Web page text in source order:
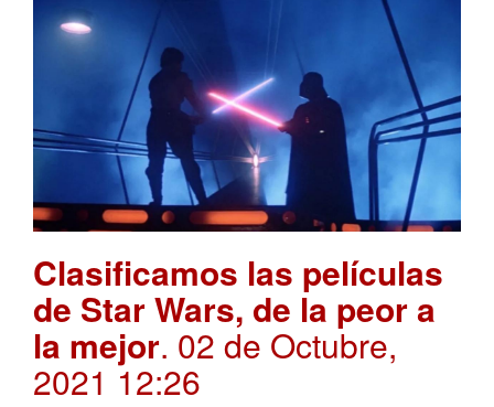
Clasificamos las películas
de Star Wars, de la peor a
la mejor. 02 de Octubre,
2021 12:26